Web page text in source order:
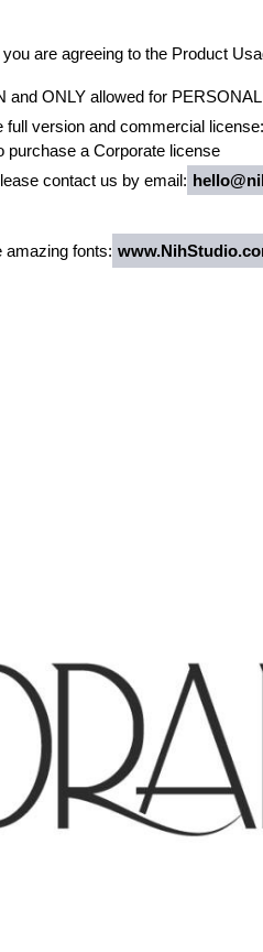
are agreeing to the Product
and ONLY allowed for
full version and commercial license:
purchase a Corporate license
contact us by email:
amazing fonts: